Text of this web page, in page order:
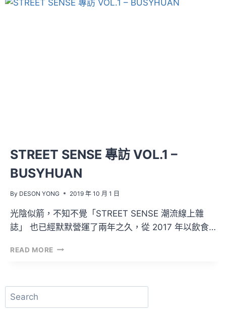
STREET SENSE 專訪 VOL.1 –
BUSYHUAN
By DESON YONG 2019 年 10 月 1 日
光陰似箭，不知不覺「STREET SENSE 潮流線上雜
誌」 也已經默默營運了兩年之久，從 2017 年以飲食…
READ MORE STREET
VOL.1
BUSYHUAN
搜
尋